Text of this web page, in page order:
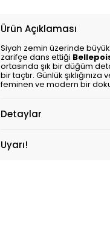
Ürün Açıklaması
Siyah zemin üzerinde
zarifçe dans ettiği
ortasında şık bir düğüm
bir taçtır. Günlük şıklığınıza
feminen ve modern bir
Detaylar
Uyarı!